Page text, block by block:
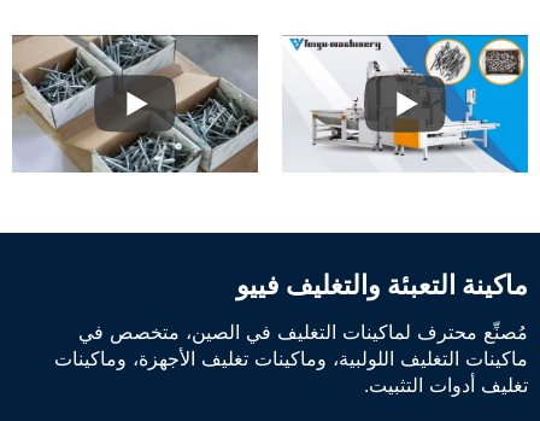
ماكينة التعبئة والتغليف فييو
مُصنِّع محترف لماكينات التغليف في الصين، متخصص في
ماكينات التغليف اللولبية، وماكينات تغليف الأجهزة، وماكينات
تغليف أدوات التثبيت.